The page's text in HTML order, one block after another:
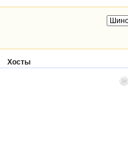
Хосты